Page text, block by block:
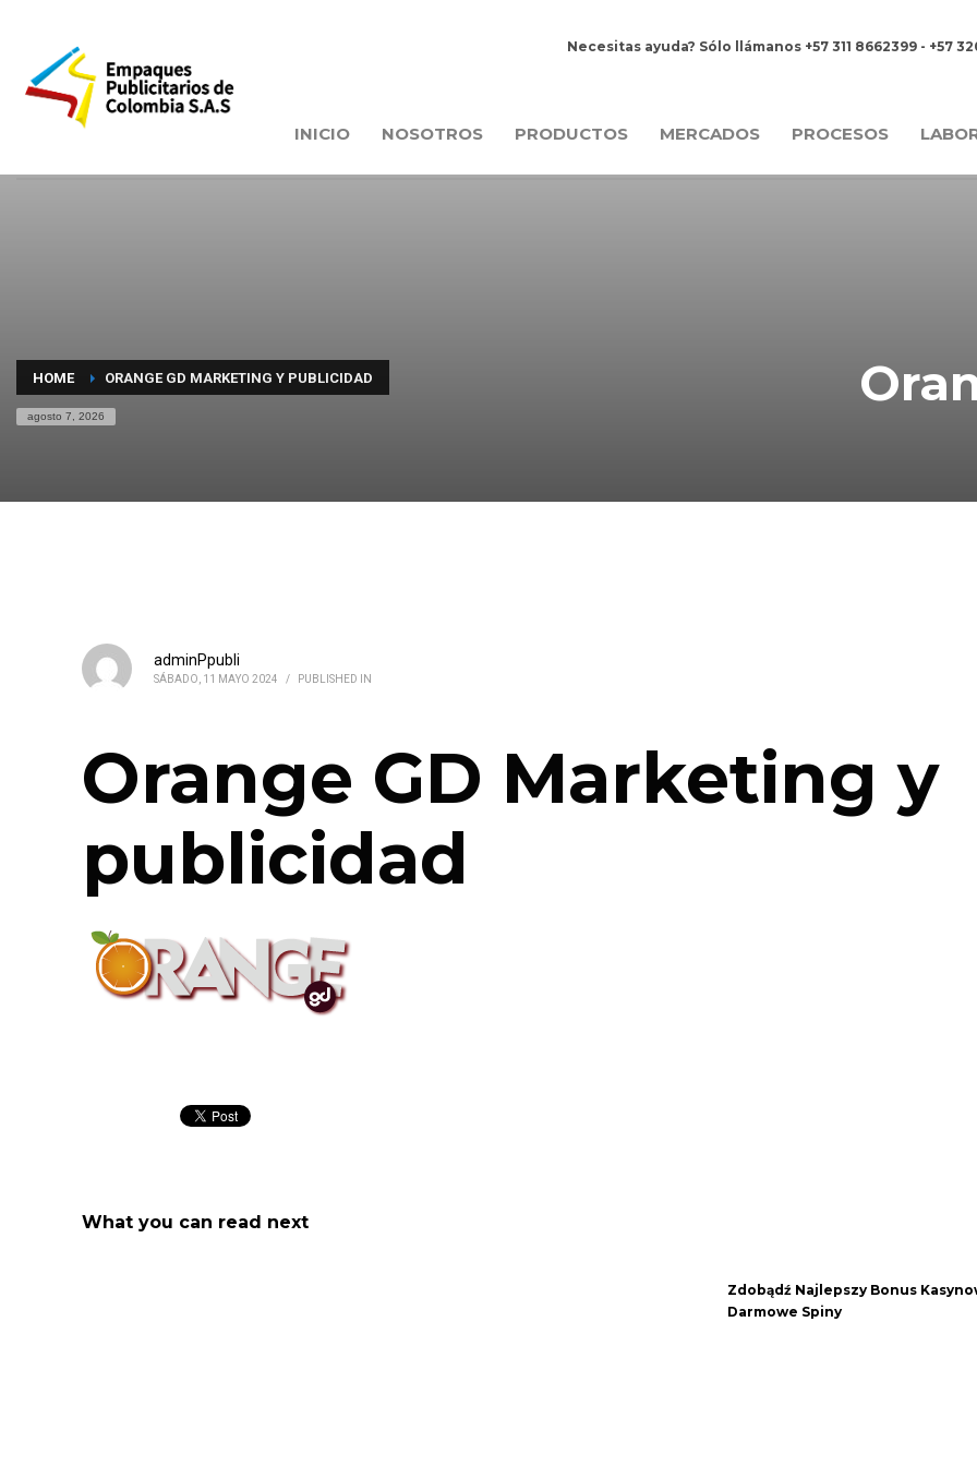
Necesitas ayuda? Sólo llámanos +57 311 8662399 - +57
INICIO NOSOTROS PRODUCTOS MERCADOS PROCESOS
HOME ORANGE GD MARKETING Y PUBLICIDAD
agosto 7, 2026
adminPpubli
SÁBADO, 11 MAYO 2024 / PUBLISHED IN
Orange GD Marketing y
publicidad
What you can read next
Zdobądź Najlepszy Bonus
Darmowe Spiny